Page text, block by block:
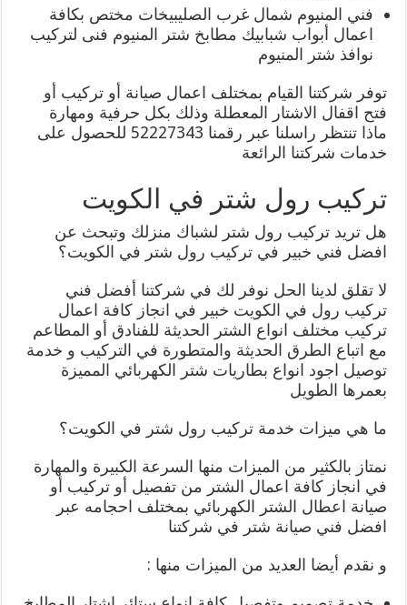
فني المنيوم شمال غرب الصليبيخات مختص بكافة
اعمال أبواب شبابيك مطابخ شتر المنيوم فنى لتركيب
نوافذ شتر المنيوم
توفر شركتنا القيام بمختلف اعمال صيانة أو تركيب أو
فتح اقفال الاشتار المعطلة وذلك بكل حرفية ومهارة
ماذا تنتظر راسلنا عبر رقمنا 52227343 للحصول على
خدمات شركتنا الرائعة
تركيب رول شتر في الكويت
هل تريد تركيب رول شتر لشباك منزلك وتبحث عن
افضل فني خبير في تركيب رول شتر في الكويت؟
لا تقلق لدينا الحل نوفر لك في شركتنا أفضل فني
تركيب رول في الكويت خبير في انجاز كافة اعمال
تركيب مختلف انواع الشتر الحديثة للفنادق أو المطاعم
مع اتباع الطرق الحديثة والمتطورة في التركيب و خدمة
توصيل اجود انواع بطاريات شتر الكهربائي المميزة
بعمرها الطويل
ما هي ميزات خدمة تركيب رول شتر في الكويت؟
نمتاز بالكثير من الميزات منها السرعة الكبيرة والمهارة
في انجاز كافة اعمال الشتر من تفصيل أو تركيب أو
صيانة اعطال الشتر الكهربائي بمختلف احجامه عبر
افضل فني صيانة شتر في شركتنا
و نقدم أيضا العديد من الميزات منها :